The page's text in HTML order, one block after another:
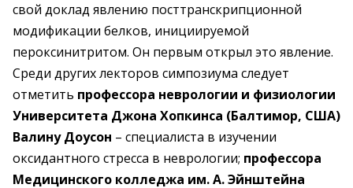
свой доклад явлению посттранскрипционной
модификации белков, инициируемой
пероксинитритом. Он первым открыл это явление.
Среди других лекторов симпозиума следует
отметить профессора неврологии и физиологии
Университета Джона Хопкинса (Балтимор, США)
Валину Доусон – специалиста в изучении
оксидантного стресса в неврологии; профессора
Медицинского колледжа им. А. Эйнштейна